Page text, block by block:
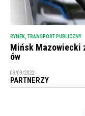
RYNEK TRANSPORT PUBLICZNY
Mińsk Mazowiecki
ów
08/09/2022
PARTNERZY